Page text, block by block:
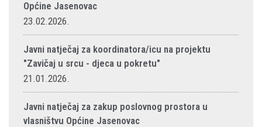
Općine Jasenovac
23.02.2026.
Javni natječaj za koordinatora/icu na projektu
"Zavičaj u srcu - djeca u pokretu"
21.01.2026.
Javni natječaj za zakup poslovnog prostora u
vlasništvu Općine Jasenovac